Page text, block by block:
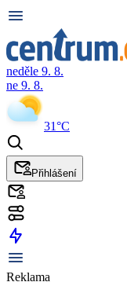
neděle 9. 8.
ne 9. 8.
31°C
Přihlášení
Reklama